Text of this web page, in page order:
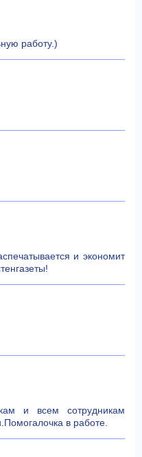
работу.)
и экономит
и всем сотрудникам
в работе.